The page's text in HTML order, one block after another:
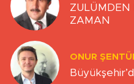
ZULÜMDEN
ZAMAN
ONUR